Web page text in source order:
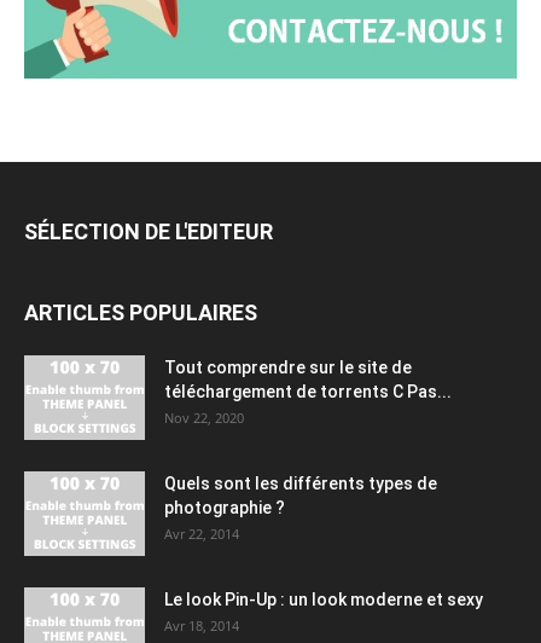
SÉLECTION DE L'EDITEUR
ARTICLES POPULAIRES
Tout comprendre sur le site de
téléchargement de torrents C Pas...
Nov 22, 2020
Quels sont les différents types de
photographie ?
Avr 22, 2014
Le look Pin-Up : un look moderne et sexy
Avr 18, 2014